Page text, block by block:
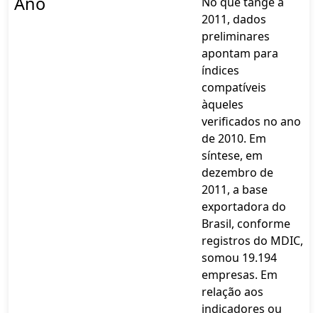
2011, dados
preliminares
apontam para
índices
compatíveis
àqueles
verificados no ano
de 2010. Em
síntese, em
dezembro de
2011, a base
exportadora do
Brasil, conforme
registros do MDIC,
somou 19.194
empresas. Em
relação aos
indicadores ou